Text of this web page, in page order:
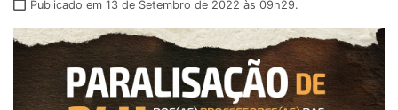
Publicado em 13 de Setembro de 2022 às 09h29.